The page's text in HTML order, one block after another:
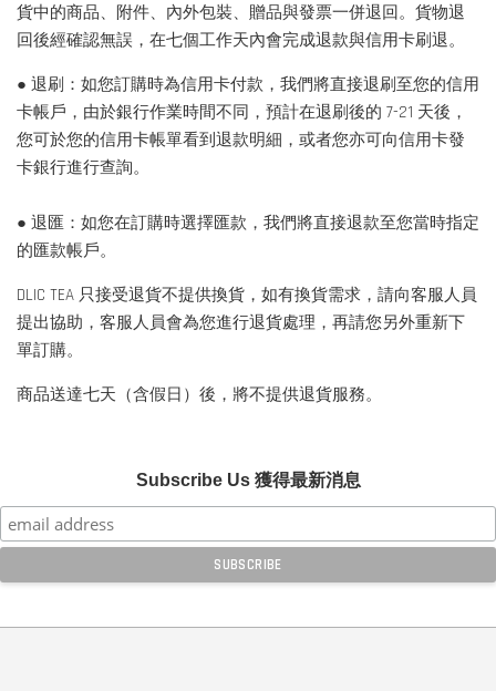
貨中的商品、附件、內外包裝、贈品與發票一併退回。貨物退
回後經確認無誤，在七個工作天內會完成退款與信用卡刷退。
● 退刷：如您訂購時為信用卡付款，我們將直接退刷至您的信用
卡帳戶，由於銀行作業時間不同，預計在退刷後的 7-21 天後，
您可於您的信用卡帳單看到退款明細，或者您亦可向信用卡發
卡銀行進行查詢。
● 退匯：如您在訂購時選擇匯款，我們將直接退款至您當時指定
的匯款帳戶。
DLIC TEA 只接受退貨不提供換貨，如有換貨需求，請向客服人員
提出協助，客服人員會為您進行退貨處理，再請您另外重新下
單訂購。
商品送達七天（含假日）後，將不提供退貨服務。
Subscribe Us 獲得最新消息